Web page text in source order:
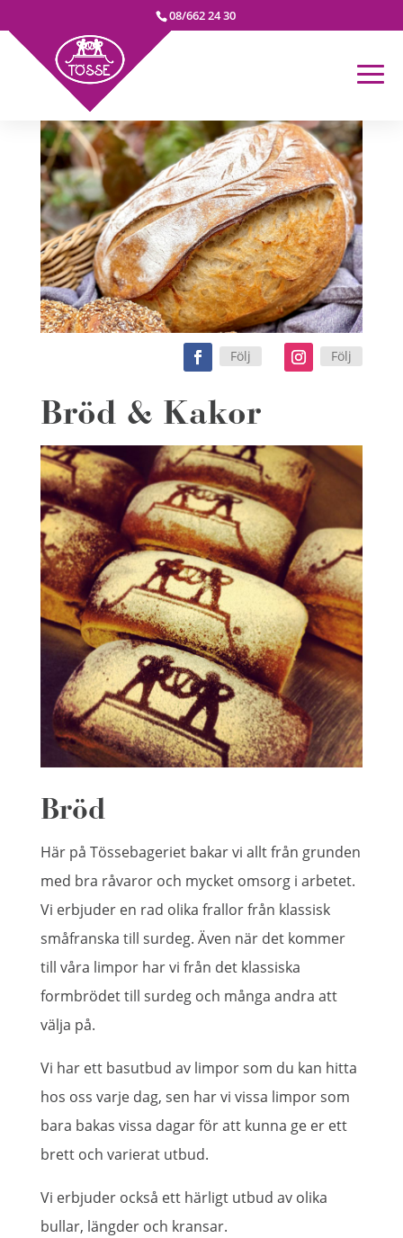
08/662 24 30
Följ Följ
Bröd & Kakor
Bröd
Här på Tössebageriet bakar vi allt från grunden
med bra råvaror och mycket omsorg i arbetet.
Vi erbjuder en rad olika frallor från klassisk
småfranska till surdeg. Även när det kommer
till våra limpor har vi från det klassiska
formbrödet till surdeg och många andra att
välja på.
Vi har ett basutbud av limpor som du kan hitta
hos oss varje dag, sen har vi vissa limpor som
bara bakas vissa dagar för att kunna ge er ett
brett och varierat utbud.
Vi erbjuder också ett härligt utbud av olika
bullar, längder och kransar.